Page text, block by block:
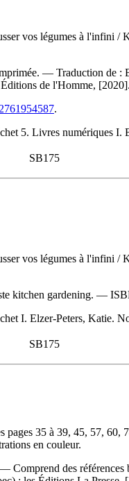
vos légumes à l'infini /
— Traduction de :
Éditions de l'Homme,
.
5. Livres numériques
SB175
vos légumes à l'infini /
kitchen gardening. —
I. Elzer-Peters, Katie.
SB175
pages 35 à 39, 45, 57,
en couleur.
des